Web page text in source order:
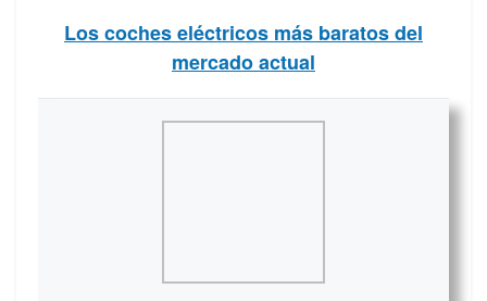
Los coches eléctricos más baratos del
mercado actual